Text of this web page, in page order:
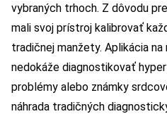
vybraných trhoch. Z dôvodu
mali svoj prístroj kalibrovať
tradičnej manžety. Aplikácia
nedokáže diagnostikovať
problémy alebo známky
náhrada tradičných